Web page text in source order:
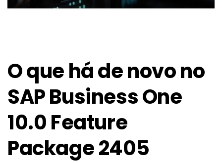
O que há de novo no
SAP Business One
10.0 Feature
Package 2405